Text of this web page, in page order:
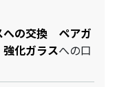
への交換 ペアガ
化ガラスへの口